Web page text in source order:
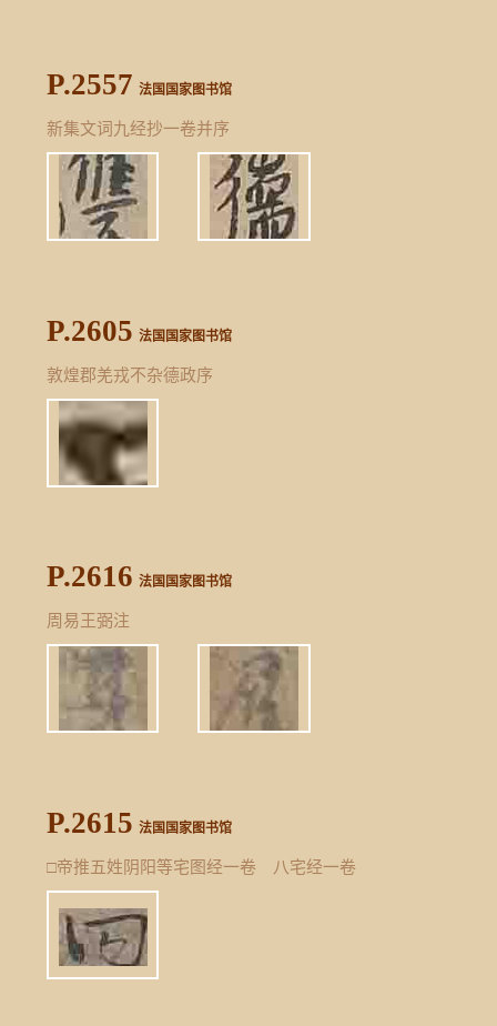
P.2557 法国国家图书馆
新集文词九经抄一卷并序
P.2605 法国国家图书馆
敦煌郡羌戎不杂德政序
P.2616 法国国家图书馆
周易王弼注
P.2615 法国国家图书馆
□帝推五姓阴阳等宅图经一卷 八宅经一卷